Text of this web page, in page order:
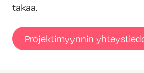
takaa.
Projektimyynnin